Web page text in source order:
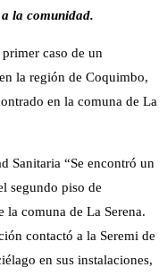
la comunidad.
caso de un
la región de Coquimbo,
en la comuna de La
Sanitaria “Se encontró un
segundo piso de
la comuna de La Serena.
contactó a la Seremi de
en sus instalaciones,